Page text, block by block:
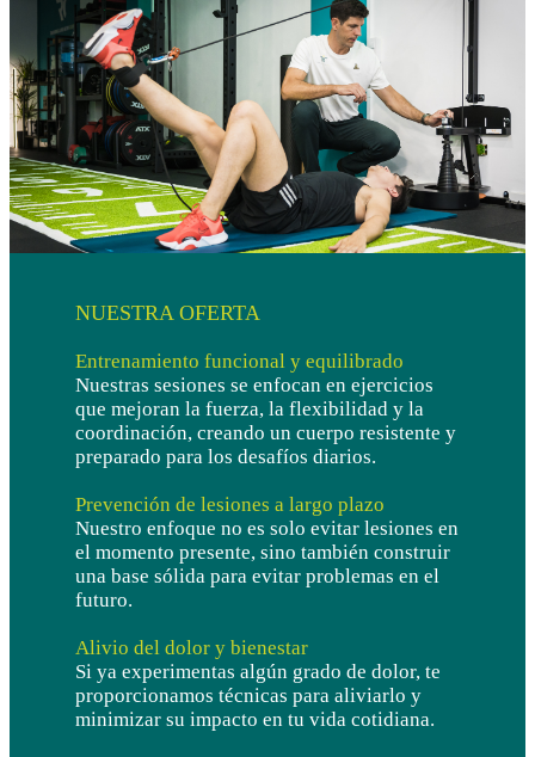
NUESTRA OFERTA
Entrenamiento funcional y equilibrado
Nuestras sesiones se enfocan en ejercicios
que mejoran la fuerza, la flexibilidad y la
coordinación, creando un cuerpo resistente y
preparado para los desafíos diarios.
Prevención de lesiones a largo plazo
Nuestro enfoque no es solo evitar lesiones en
el momento presente, sino también construir
una base sólida para evitar problemas en el
futuro.
Alivio del dolor y bienestar
Si ya experimentas algún grado de dolor, te
proporcionamos técnicas para aliviarlo y
minimizar su impacto en tu vida cotidiana.